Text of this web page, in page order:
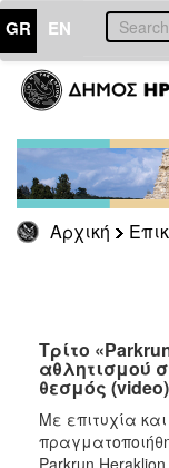
GR EN
Αρχική
ΕΠΙΚΑΙΡΟΤΗΤΑ
Τύπου
Αρχείο
ΕΠΙΣΚΕΠΤΗΣ
ΗΡΑΚΛΕΙΟ
Τρίτο
αθλητισμού
θεσμός (video)
Με επιτυχία
Parkrun